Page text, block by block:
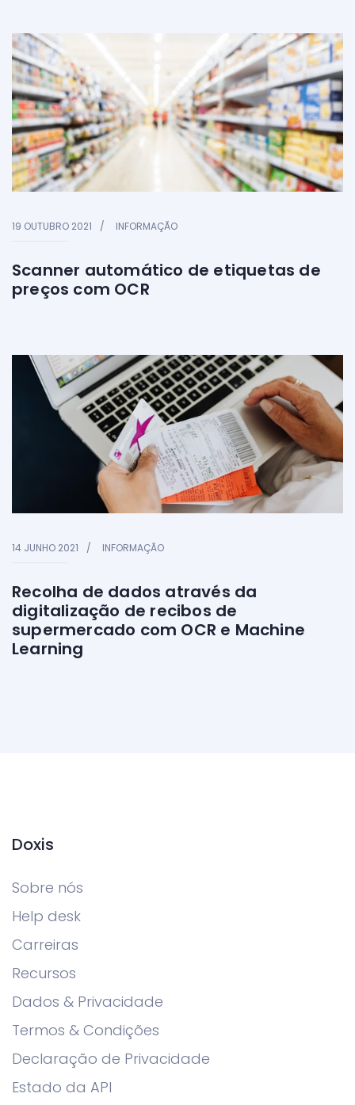
19 OUTUBRO 2021 INFORMAÇÃO
Scanner automático de etiquetas de
preços com OCR
14 JUNHO 2021 INFORMAÇÃO
Recolha de dados através da
digitalização de recibos de
supermercado com OCR e Machine
Learning
Doxis
Sobre nós
Help desk
Carreiras
Recursos
Dados & Privacidade
Termos & Condições
Declaração de Privacidade
Estado da API